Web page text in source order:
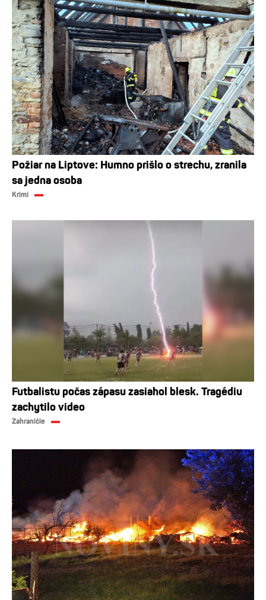
Požiar na Liptove: Humno prišlo o strechu, zranila
sa jedna osoba
Krimi
Futbalistu počas zápasu zasiahol blesk. Tragédiu
zachytilo video
Zahraničie